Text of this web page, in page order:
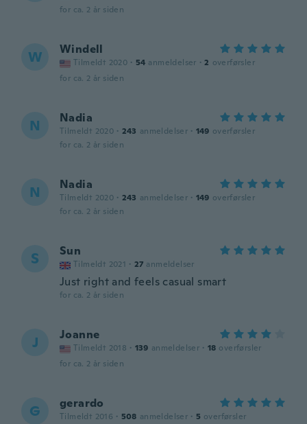
for ca. 2 år siden
W Windell
Tilmeldt 2020 · 54 anmeldelser · 2 overførsler
for ca. 2 år siden
N Nadia
Tilmeldt 2020 · 243 anmeldelser · 149 overførsler
for ca. 2 år siden
N Nadia
Tilmeldt 2020 · 243 anmeldelser · 149 overførsler
for ca. 2 år siden
S Sun
Tilmeldt 2021 · 27 anmeldelser
Just right and feels casual smart
for ca. 2 år siden
J Joanne
Tilmeldt 2018 · 139 anmeldelser · 18 overførsler
for ca. 2 år siden
G gerardo
Tilmeldt 2016 · 508 anmeldelser · 5 overførsler